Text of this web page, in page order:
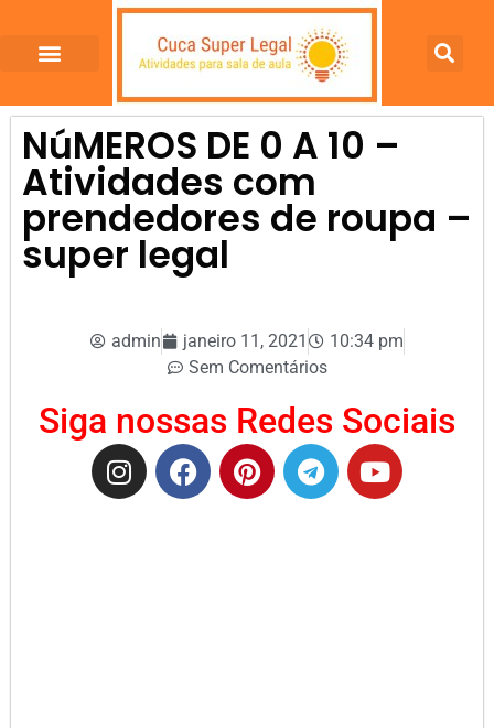
NúMEROS DE 0 A 10 –
Atividades com
prendedores de roupa –
super legal
admin janeiro 11, 2021
10:34 pm
Sem Comentários
Siga nossas Redes Sociais